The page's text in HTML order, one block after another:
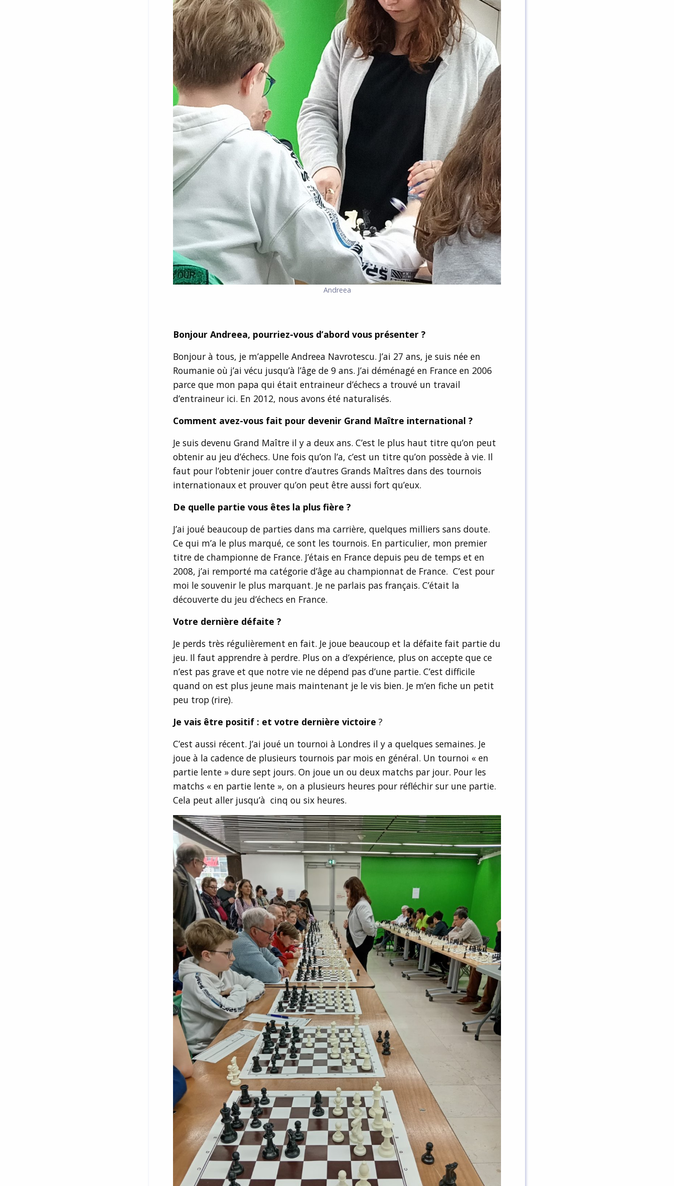
Andreea
Bonjour Andreea, pourriez-vous d’abord vous présenter ?
Bonjour à tous, je m’appelle Andreea Navrotescu. J’ai 27 ans, je suis née en
Roumanie où j’ai vécu jusqu’à l’âge de 9 ans. J’ai déménagé en France en 2006
parce que mon papa qui était entraineur d’échecs a trouvé un travail
d’entraineur ici. En 2012, nous avons été naturalisés.
Comment avez-vous fait pour devenir Grand Maître international ?
Je suis devenu Grand Maître il y a deux ans. C’est le plus haut titre qu’on peut
obtenir au jeu d’échecs. Une fois qu’on l’a, c’est un titre qu’on possède à vie. Il
faut pour l’obtenir jouer contre d’autres Grands Maîtres dans des tournois
internationaux et prouver qu’on peut être aussi fort qu’eux.
De quelle partie vous êtes la plus fière ?
J’ai joué beaucoup de parties dans ma carrière, quelques milliers sans doute.
Ce qui m’a le plus marqué, ce sont les tournois. En particulier, mon premier
titre de championne de France. J’étais en France depuis peu de temps et en
2008, j’ai remporté ma catégorie d’âge au championnat de France. C’est pour
moi le souvenir le plus marquant. Je ne parlais pas français. C’était la
découverte du jeu d’échecs en France.
Votre dernière défaite ?
Je perds très régulièrement en fait. Je joue beaucoup et la défaite fait partie du
jeu. Il faut apprendre à perdre. Plus on a d’expérience, plus on accepte que ce
n’est pas grave et que notre vie ne dépend pas d’une partie. C’est difficile
quand on est plus jeune mais maintenant je le vis bien. Je m’en fiche un petit
peu trop (rire).
Je vais être positif : et votre dernière victoire ?
C’est aussi récent. J’ai joué un tournoi à Londres il y a quelques semaines. Je
joue à la cadence de plusieurs tournois par mois en général. Un tournoi « en
partie lente » dure sept jours. On joue un ou deux matchs par jour. Pour les
matchs « en partie lente », on a plusieurs heures pour réfléchir sur une partie.
Cela peut aller jusqu’à cinq ou six heures.